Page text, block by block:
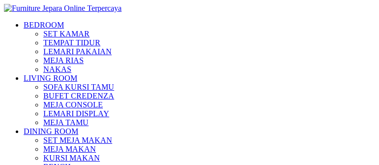
BEDROOM
SET KAMAR
TEMPAT TIDUR
LEMARI PAKAIAN
MEJA RIAS
NAKAS
LIVING ROOM
SOFA KURSI TAMU
BUFET CREDENZA
MEJA CONSOLE
LEMARI DISPLAY
MEJA TAMU
DINING ROOM
SET MEJA MAKAN
MEJA MAKAN
KURSI MAKAN